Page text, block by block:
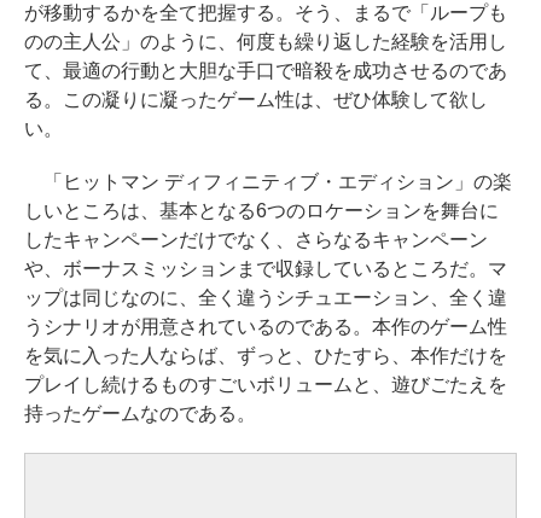
が移動するかを全て把握する。そう、まるで「ループも
のの主人公」のように、何度も繰り返した経験を活用し
て、最適の行動と大胆な手口で暗殺を成功させるのであ
る。この凝りに凝ったゲーム性は、ぜひ体験して欲し
い。
「ヒットマン ディフィニティブ・エディション」の楽
しいところは、基本となる6つのロケーションを舞台に
したキャンペーンだけでなく、さらなるキャンペーン
や、ボーナスミッションまで収録しているところだ。マ
ップは同じなのに、全く違うシチュエーション、全く違
うシナリオが用意されているのである。本作のゲーム性
を気に入った人ならば、ずっと、ひたすら、本作だけを
プレイし続けるものすごいボリュームと、遊びごたえを
持ったゲームなのである。